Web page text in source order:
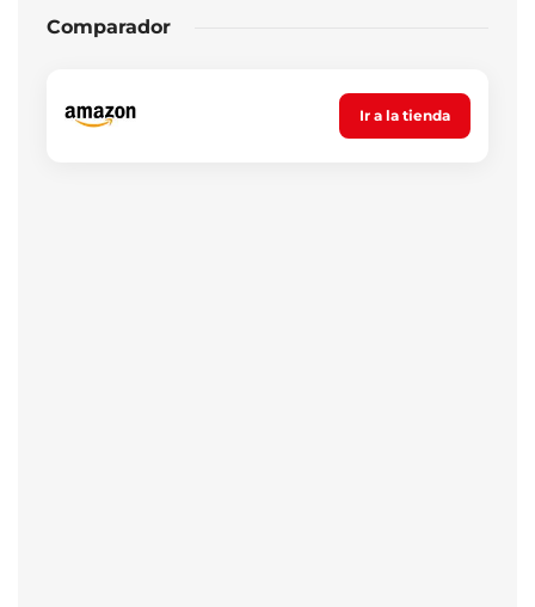
Comparador
Ir a la tienda